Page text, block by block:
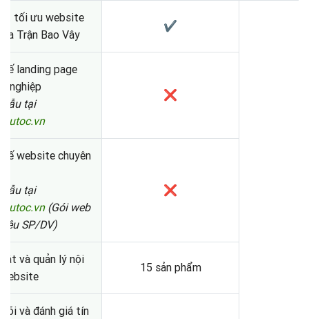
tối ưu website
Trận Bao Vây
✔
landing page
nghiệp
tại
❌
website chuyên
tại
(Gói web
SP/DV)
❌
và quản lý nội
15 sản phẩm
và đánh giá tín